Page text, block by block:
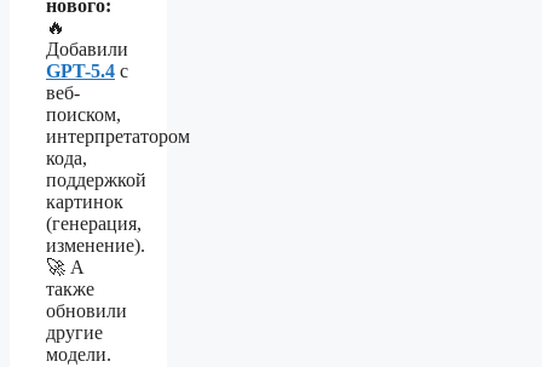
нового:
🔥
Добавили
GPT-5.4 с
веб-
поиском,
интерпретатором
кода,
поддержкой
картинок
(генерация,
изменение).
🚀 А
также
обновили
другие
модели.